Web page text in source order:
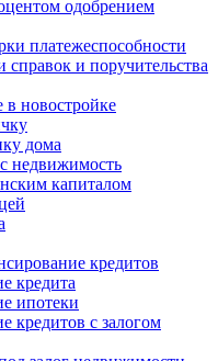
одобрением
платежеспособности
справок и поручительства
новостройке
дома
недвижимость
капиталом
кредитов
кредита
ипотеки
кредитов с залогом